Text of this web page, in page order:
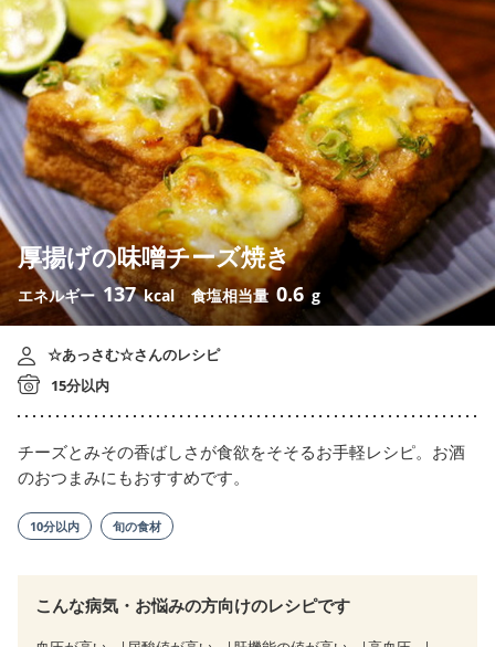
厚揚げの味噌チーズ焼き
エネルギー 137 kcal 食塩相当量 0.6 g
☆あっさむ☆さんのレシピ
15分以内
チーズとみその香ばしさが食欲をそそるお手軽レシピ。お酒
のおつまみにもおすすめです。
10分以内 旬の食材
こんな病気・お悩みの方向けのレシピです